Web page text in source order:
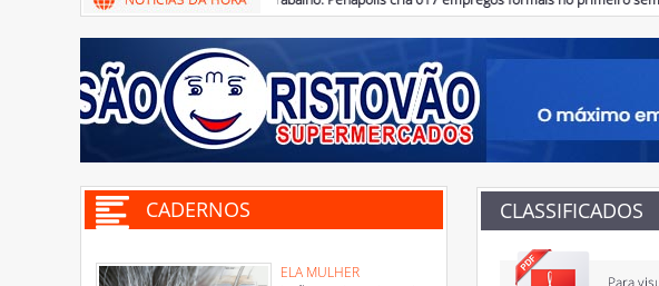
CADERNOS
ELA MULHER
CLASSIFICADOS